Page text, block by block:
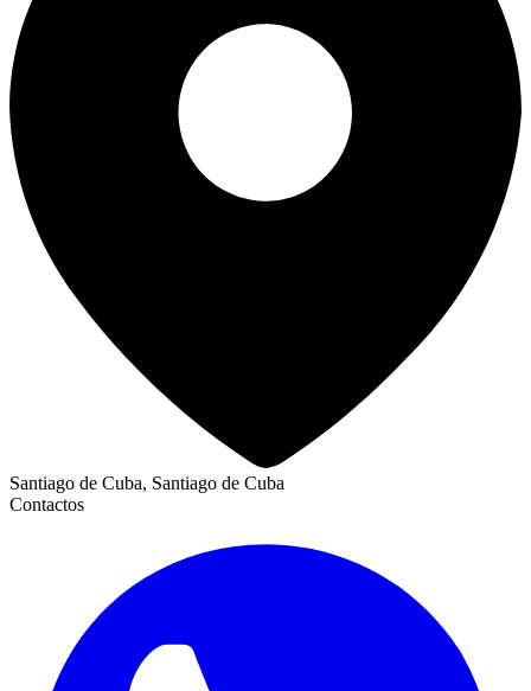
Santiago de Cuba, Santiago de Cuba
Contactos